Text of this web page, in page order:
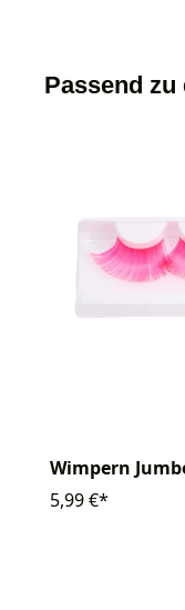
Passend
Wimpern
5,99 €*